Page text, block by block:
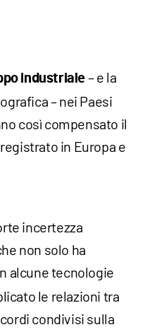
industriale – e la
– nei Paesi
così compensato il
in Europa e
incertezza
non solo ha
alcune tecnologie
le relazioni tra
condivisi sulla